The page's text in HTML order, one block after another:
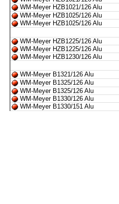
WM-Meyer HZB1021/126 Alu
WM-Meyer HZB1025/126 Alu
WM-Meyer HZB1025/126 Alu
WM-Meyer HZB1225/126 Alu
WM-Meyer HZB1225/126 Alu
WM-Meyer HZB1230/126 Alu
WM-Meyer B1321/126 Alu
WM-Meyer B1325/126 Alu
WM-Meyer B1325/126 Alu
WM-Meyer B1330/126 Alu
WM-Meyer B1330/151 Alu